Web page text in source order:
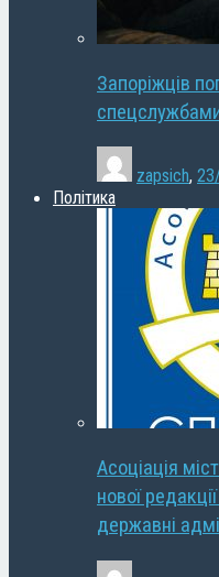
Запоріжців
zapsich,
Політика
Асоціація
нової
державні